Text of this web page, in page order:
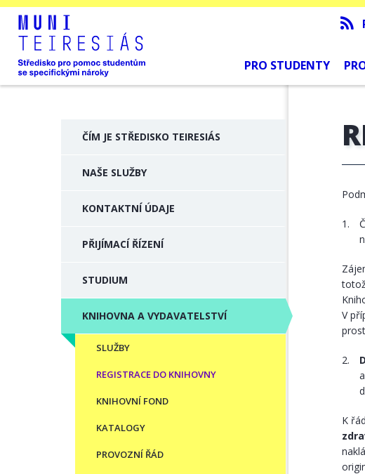
PRO STUDENTY
ČÍM JE STŘEDISKO TEIRESIÁS
NAŠE SLUŽBY
KONTAKTNÍ ÚDAJE
PŘIJÍMACÍ ŘÍZENÍ
STUDIUM
KNIHOVNA A VYDAVATELSTVÍ
SLUŽBY
REGISTRACE DO KNIHOVNY
KNIHOVNÍ FOND
KATALOGY
PROVOZNÍ ŘÁD
V
K